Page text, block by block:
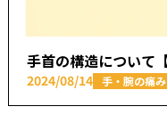
2024/08/14 手・腕の痛み